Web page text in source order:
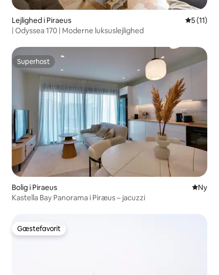
Lejlighed i Piraeus 5 ud af 5
5 (11)
| Odyssea 170 | Moderne luksuslejlighed
Superhost
Superhost
Bolig i Piraeus Nyt
Ny
Kastella Bay Panorama i Piræus – jacuzzi
Gæstefavorit
Gæstefavorit